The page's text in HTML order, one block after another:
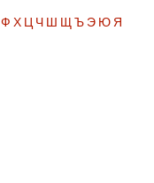
Ф Х Ц Ч Ш Щ Ъ Э Ю Я